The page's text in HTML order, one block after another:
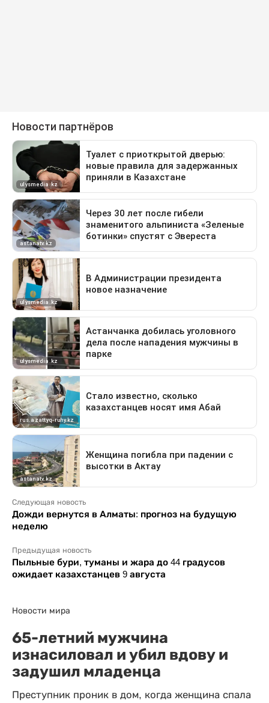
Следующая новость
Дожди вернутся в Алматы: прогноз на будущую
неделю
Предыдущая новость
Пыльные бури, туманы и жара до 44 градусов
ожидает казахстанцев 9 августа
Новости мира
65-летний мужчина
изнасиловал и убил вдову и
задушил младенца
Преступник проник в дом, когда женщина спала